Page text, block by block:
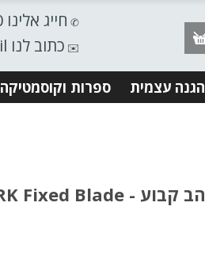
✆ חייג אלינו 055-4318600
✉️ כתוב לנו sales@knife.co.il
הגנה עצמית ספרות וקוסמטיקה